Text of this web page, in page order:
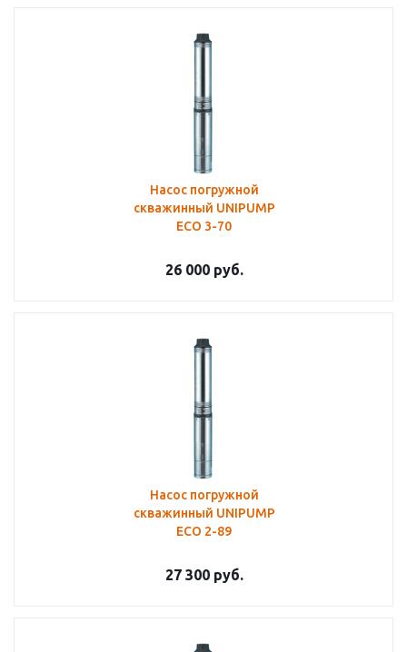
Насос погружной
скважинный UNIPUMP
ECO 3-70
26 000руб.
Насос погружной
скважинный UNIPUMP
ECO 2-89
27 300руб.